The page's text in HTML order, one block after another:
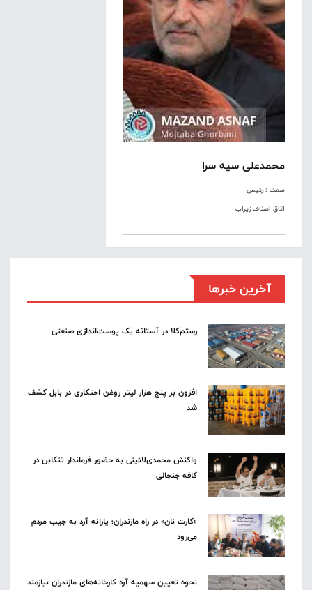
محمدعلی سپه سرا
سمت : رئیس
اتاق اصناف زیراب
آخرین خبرها
رستم‌کلا در آستانه یک پوست‌اندازی صنعتی
افزون بر پنج هزار لیتر روغن احتکاری در بابل کشف
شد
واکنش محمدی‌لائینی به حضور فرماندار تنکابن در
کافه جنجالی
«کارت نان» در راه مازندران؛ یارانه آرد به جیب مردم
می‌رود
نحوه تعیین سهمیه آرد کارخانه‌های مازندران نیازمند